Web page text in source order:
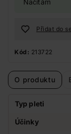
Načítám
Přidat do
Kód: 213722
O produktu
Typ pleti
Účinky